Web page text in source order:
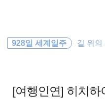
바
로
[여행인연] 히치하
928일 세계일주 길 위의
호주
일본